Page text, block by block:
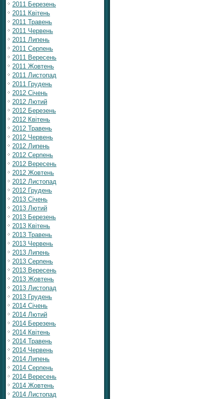
2011 Березень
2011 Квітень
2011 Травень
2011 Червень
2011 Липень
2011 Серпень
2011 Вересень
2011 Жовтень
2011 Листопад
2011 Грудень
2012 Січень
2012 Лютий
2012 Березень
2012 Квітень
2012 Травень
2012 Червень
2012 Липень
2012 Серпень
2012 Вересень
2012 Жовтень
2012 Листопад
2012 Грудень
2013 Січень
2013 Лютий
2013 Березень
2013 Квітень
2013 Травень
2013 Червень
2013 Липень
2013 Серпень
2013 Вересень
2013 Жовтень
2013 Листопад
2013 Грудень
2014 Січень
2014 Лютий
2014 Березень
2014 Квітень
2014 Травень
2014 Червень
2014 Липень
2014 Серпень
2014 Вересень
2014 Жовтень
2014 Листопад